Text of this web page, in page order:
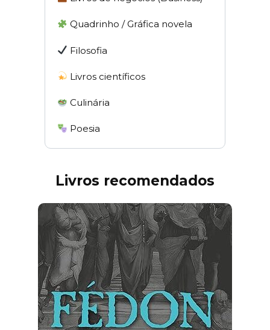
Quadrinho / Gráfica novela
Filosofia
Livros científicos
Culinária
Poesia
Livros recomendados